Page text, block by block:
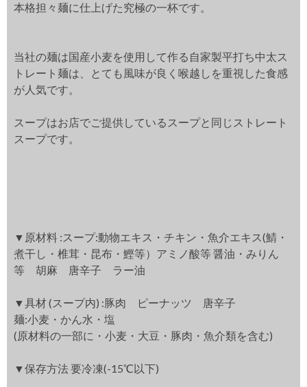
本格担々麺に仕上げた究極の一杯です。
当社の麺は国産小麦を使用して作る自家製平打ち中太ス
トレート麺は、とても風味が良く喉越しを重視した食感
が人気です。
スープはお店でご提供しているスープと同じストレート
スープです。
▼原材料 :スープ:動物エキス・チキン・魚介エキス(鯖・
煮干し・椎茸・昆布・鰹等）アミノ酸等 醤油・みりん
等 胡麻 唐辛子 ラー油
▼具材 (スープ内) :豚肉 ピーナッツ 唐辛子
麺:小麦・かん水・塩
(原材料の一部に・小麦・大豆・豚肉・魚介類を含む)
▼保存方法 要冷凍(-15℃以下)